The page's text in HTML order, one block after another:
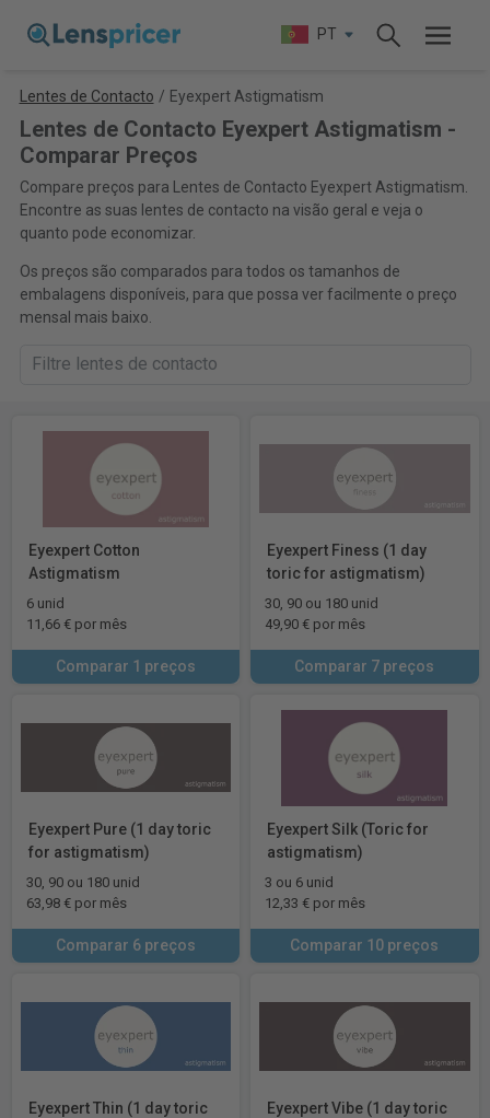
PT
Lentes de Contacto / Eyexpert Astigmatism
Lentes de Contacto Eyexpert Astigmatism -
Comparar Preços
Compare preços para Lentes de Contacto Eyexpert Astigmatism.
Encontre as suas lentes de contacto na visão geral e veja o
quanto pode economizar.
Os preços são comparados para todos os tamanhos de
embalagens disponíveis, para que possa ver facilmente o preço
mensal mais baixo.
Eyexpert Cotton
Astigmatism
6 unid
11,66 € por mês
Comparar 1 preços
Eyexpert Finess (1 day
toric for astigmatism)
30, 90 ou 180 unid
49,90 € por mês
Comparar 7 preços
Eyexpert Pure (1 day toric
for astigmatism)
30, 90 ou 180 unid
63,98 € por mês
Comparar 6 preços
Eyexpert Silk (Toric for
astigmatism)
3 ou 6 unid
12,33 € por mês
Comparar 10 preços
Eyexpert Thin (1 day toric
Eyexpert Vibe (1 day toric